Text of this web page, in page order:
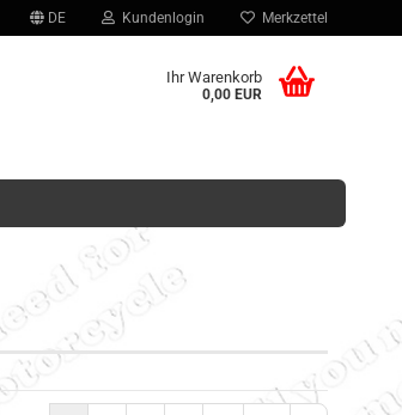
DE Kundenlogin Merkzettel
Ihr Warenkorb
0,00 EUR